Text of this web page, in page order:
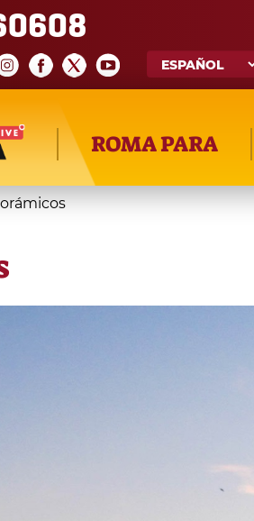
ROMA PARA